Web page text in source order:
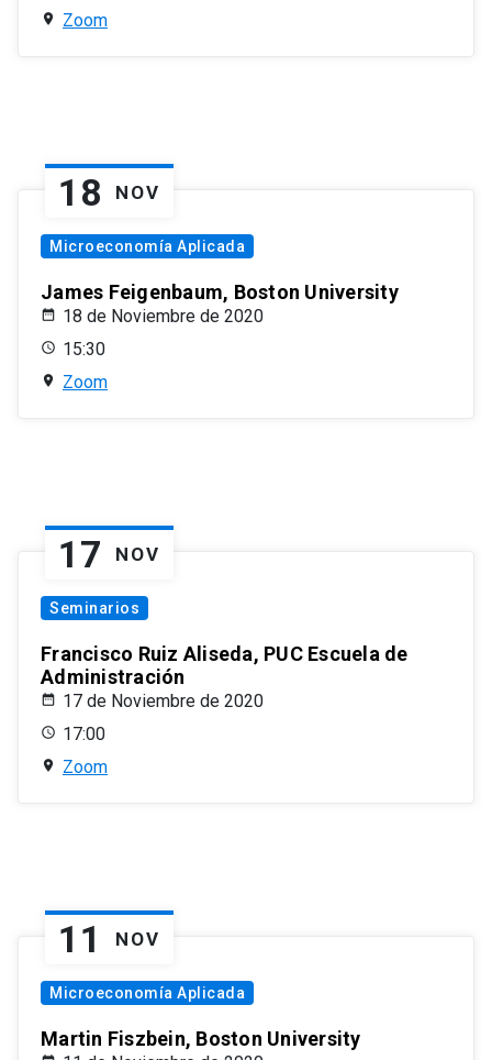
Zoom
18 NOV
Microeconomía Aplicada
James Feigenbaum, Boston University
18 de Noviembre de 2020
15:30
Zoom
17 NOV
Seminarios
Francisco Ruiz Aliseda, PUC Escuela de
Administración
17 de Noviembre de 2020
17:00
Zoom
11 NOV
Microeconomía Aplicada
Martin Fiszbein, Boston University